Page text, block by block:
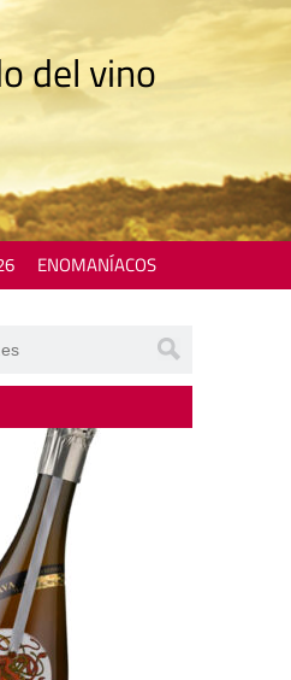
del vino
ENOMANÍACOS